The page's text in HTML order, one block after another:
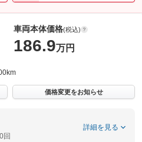
車両本体価格(税込)
186.9万円
価格変更をお知らせ
回
詳細を見る